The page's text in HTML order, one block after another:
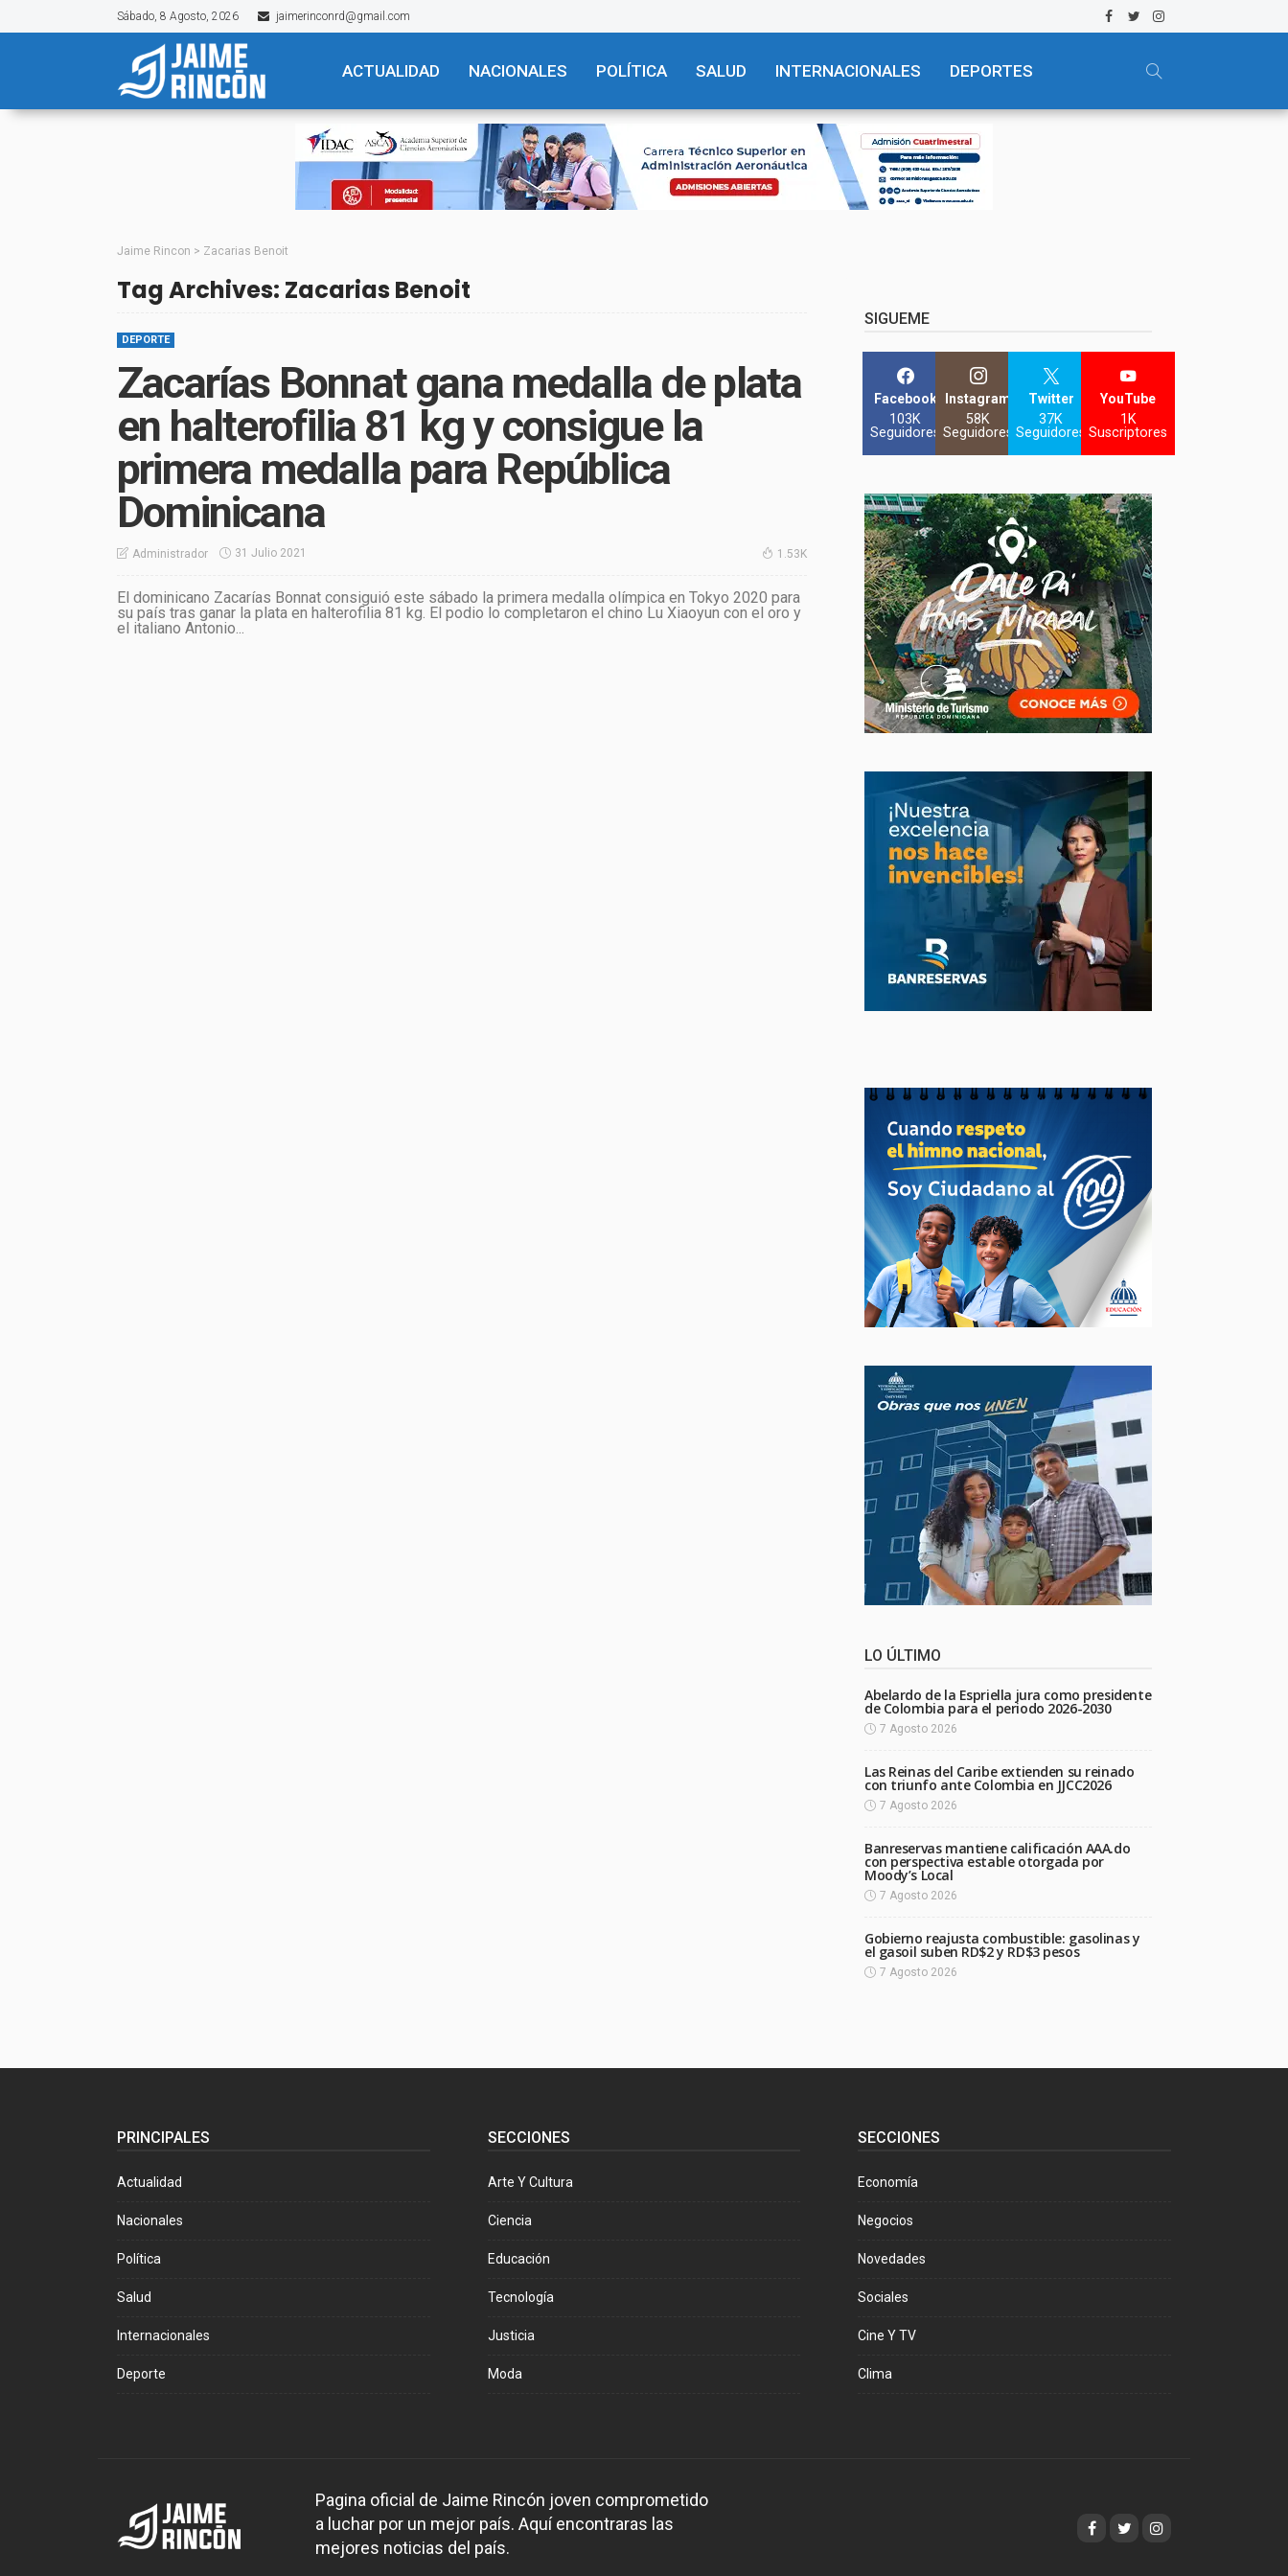
Sábado, 8 Agosto, 2026 jaimerinconrd@gmail.com
ACTUALIDAD NACIONALES POLÍTICA SALUD INTERNACIONALES DEPORTES
Jaime Rincon > Zacarias Benoit
Tag Archives: Zacarias Benoit
DEPORTE
Zacarías Bonnat gana medalla de plata
en halterofilia 81 kg y consigue la
primera medalla para República
Dominicana
Administrador 31 Julio 2021 1.53K
El dominicano Zacarías Bonnat consiguió este sábado la primera medalla olímpica en Tokyo 2020 para
su país tras ganar la plata en halterofilia 81 kg. El podio lo completaron el chino Lu Xiaoyun con el oro y
el italiano Antonio...
SIGUEME
Facebook
103K
Seguidores
Instagram
58K
Seguidores
Twitter
37K
Seguidores
YouTube
1K
Suscriptores
LO ÚLTIMO
Abelardo de la Espriella jura como presidente
de Colombia para el periodo 2026-2030
7 Agosto 2026
Las Reinas del Caribe extienden su reinado
con triunfo ante Colombia en JJCC2026
7 Agosto 2026
Banreservas mantiene calificación AAA.do
con perspectiva estable otorgada por
Moody’s Local
7 Agosto 2026
Gobierno reajusta combustible: gasolinas y
el gasoil suben RD$2 y RD$3 pesos
7 Agosto 2026
PRINCIPALES
Actualidad
Nacionales
Política
Salud
Internacionales
Deporte
SECCIONES
Arte Y Cultura
Ciencia
Educación
Tecnología
Justicia
Moda
SECCIONES
Economía
Negocios
Novedades
Sociales
Cine Y TV
Clima
Pagina oficial de Jaime Rincón joven comprometido
a luchar por un mejor país. Aquí encontraras las
mejores noticias del país.